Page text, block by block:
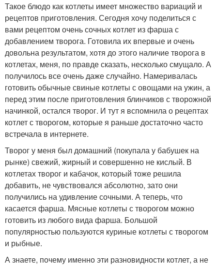
Такое блюдо как котлеты имеет множество вариаций и
рецептов приготовления. Сегодня хочу поделиться с
вами рецептом очень сочных котлет из фарша с
добавлением творога. Готовила их впервые и очень
довольна результатом, хотя до этого наличие творога в
котлетах, меня, по правде сказать, несколько смущало. А
получилось все очень даже случайно. Намеривалась
готовить обычные свиные котлеты с овощами на ужин, а
перед этим после приготовления блинчиков с творожной
начинкой, остался творог. И тут я вспомнила о рецептах
котлет с творогом, которые я раньше достаточно часто
встречала в интернете.
Творог у меня был домашний (покупала у бабушек на
рынке) свежий, жирный и совершенно не кислый. В
котлетах творог и кабачок, который тоже решила
добавить, не чувствовался абсолютно, зато они
получились на удивление сочными. А теперь, что
касается фарша. Мясные котлеты с творогом можно
готовить из любого вида фарша. Большой
популярностью пользуются куриные котлеты с творогом
и рыбные.
А знаете, почему именно эти разновидности котлет, а не